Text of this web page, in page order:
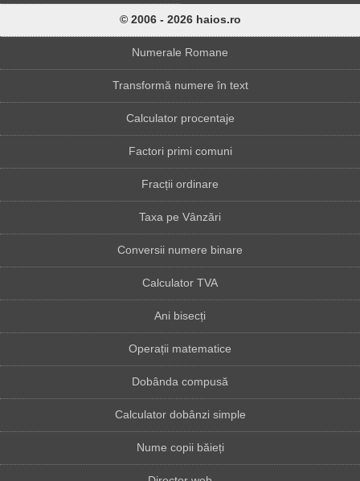
© 2006 - 2026 haios.ro
Numerale Romane
Transformă numere în text
Calculator procentaje
Factori primi comuni
Fracții ordinare
Taxa pe Vânzări
Conversii numere binare
Calculator TVA
Ani bisecți
Operații matematice
Dobânda compusă
Calculator dobânzi simple
Nume copii băieți